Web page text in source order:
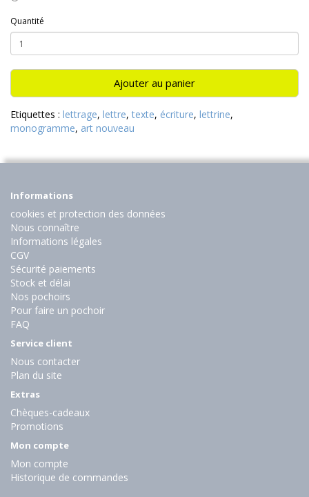
Quantité
Ajouter au panier
Etiquettes : lettrage, lettre,texte, écriture, lettrine,
monogramme, art nouveau
Informations
cookies et protection des données
Nous connaître
Informations légales
CGV
Sécurité paiements
Stock et délai
Nos pochoirs
Pour faire un pochoir
FAQ
Service client
Nous contacter
Plan du site
Extras
Chèques-cadeaux
Promotions
Mon compte
Mon compte
Historique de commandes